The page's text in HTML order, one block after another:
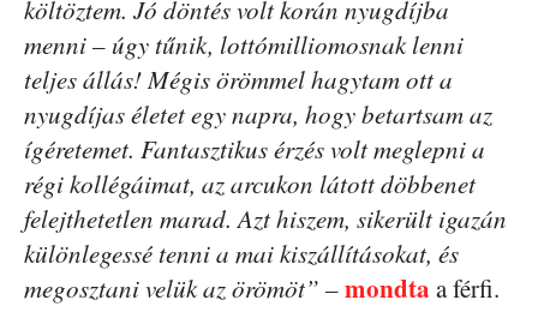
költöztem. Jó döntés volt korán nyugdíjba
menni – úgy tűnik, lottómilliomosnak lenni
teljes állás! Mégis örömmel hagytam ott a
nyugdíjas életet egy napra, hogy betartsam az
ígéretemet. Fantasztikus érzés volt meglepni a
régi kollégáimat, az arcukon látott döbbenet
felejthetetlen marad. Azt hiszem, sikerült igazán
különlegessé tenni a mai kiszállításokat, és
megosztani velük az örömöt” –mondta a férfi.